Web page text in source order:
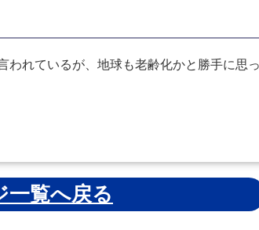
れているが、地球も老齢化かと勝手に思
一覧へ戻る